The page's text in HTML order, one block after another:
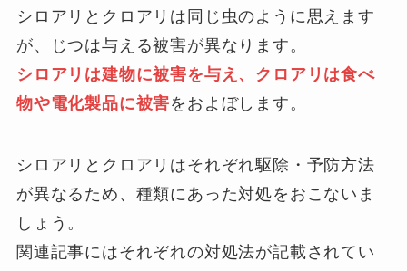
シロアリとクロアリは同じ虫のように思えます
が、じつは与える被害が異なります。
シロアリは建物に被害を与え、クロアリは食べ
物や電化製品に被害をおよぼします。
シロアリとクロアリはそれぞれ駆除・予防方法
が異なるため、種類にあった対処をおこないま
しょう。
関連記事にはそれぞれの対処法が記載されてい